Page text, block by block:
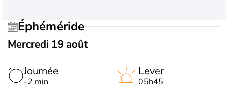
Éphéméride
Mercredi 19 août
Journée
-2 min
Lever
05h45